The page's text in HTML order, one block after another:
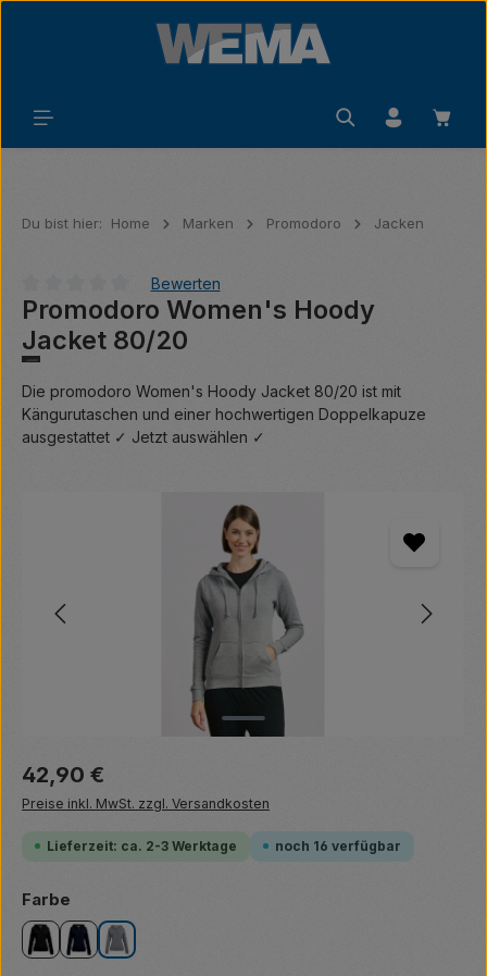
Zum Hauptinhalt springen
Du bist hier: Home Marken Promodoro Jacken
Durchschnittliche Bewertung von 0 von 5 Sternen
Bewerten
Promodoro Women's Hoody
Jacket 80/20
Die promodoro Women's Hoody Jacket 80/20 ist mit
Kängurutaschen und einer hochwertigen Doppelkapuze
ausgestattet ✓ Jetzt auswählen ✓
Regulärer Preis:
42,90 €
Preise inkl. MwSt. zzgl. Versandkosten
Lieferzeit: ca. 2-3 Werktage noch 16 verfügbar
Farbe
blacknavysports grey